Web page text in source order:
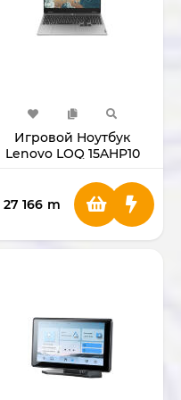
Игровой Ноутбук
Lenovo LOQ 15AHP10
16GB SSD 1TB RTX5060
8GB 83JG000WRK
27 166 m